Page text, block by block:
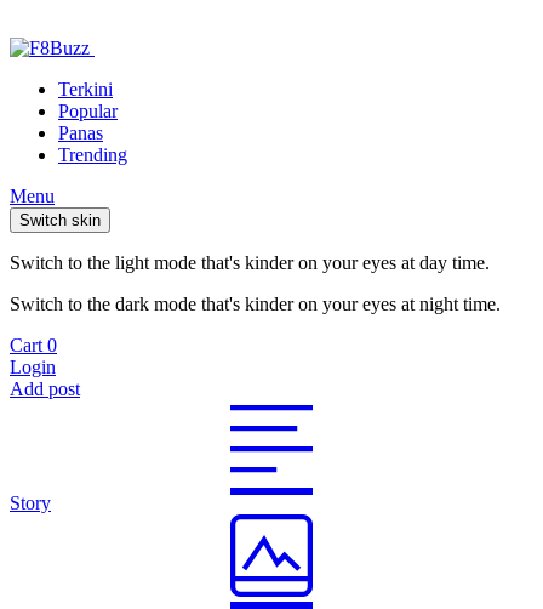
Terkini
Popular
Panas
Trending
Menu
Switch skin
Switch to the light mode that's kinder on your eyes at day time.
Switch to the dark mode that's kinder on your eyes at night time.
Cart 0
Login
Add post
Story